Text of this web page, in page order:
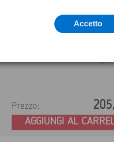
15 ai controller CS10/15,
Prezzo:
AGGIUNGI AL
Accetto